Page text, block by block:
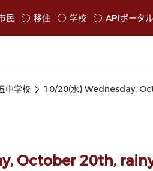
発生します
民 移住 学校 APIポータル
中学校 10/20(水) Wednesday,
October 20th,